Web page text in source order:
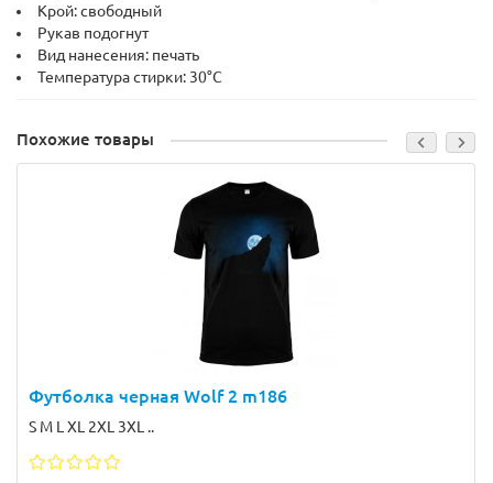
Крой: свободный
Рукав подогнут
Вид нанесения: печать
Температура стирки: 30°C
Похожие товары
Футболка черная Wolf 2 m186
S M L XL 2XL 3XL ..